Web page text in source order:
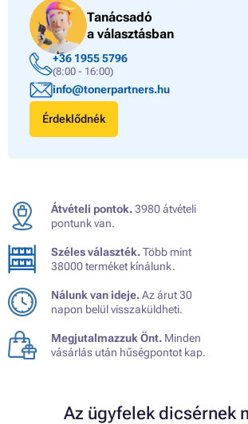
Tanácsadó
a választásban
+36 1955 5796
(8:00 - 16:00)
info@tonerpartners.hu
Érdeklődnék
Átvételi pontok.3980 átvételi
pontunk van.
Széles választék.Több mint
38000 terméket kínálunk.
Nálunk van ideje.Az árut 30
napon belül visszaküldheti.
Megjutalmazzuk Önt. Minden
vásárlás után hűségpontot kap.
Az ügyfelek dicsérnek